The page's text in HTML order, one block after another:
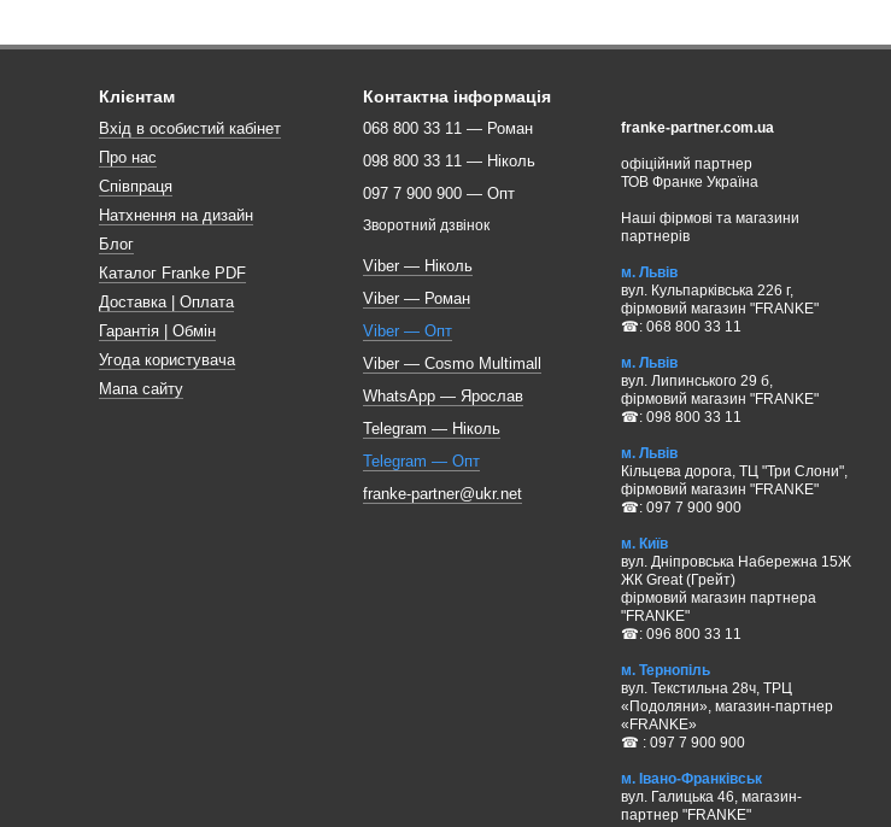
Клієнтам
Вхід в особистий кабінет
Про нас
Співпраця
Натхнення на дизайн
Блог
Каталог Franke PDF
Доставка | Оплата
Гарантія | Обмін
Угода користувача
Мапа сайту
Контактна інформація
068 800 33 11 — Роман
098 800 33 11 — Ніколь
097 7 900 900 — Опт
Зворотний дзвінок
Viber — Ніколь
Viber — Роман
Viber — Опт
Viber — Cosmo Multimall
WhatsApp — Ярослав
Telegram — Ніколь
Telegram — Опт
franke-partner@ukr.net
franke-partner.com.ua
офіційний партнер
ТОВ Франке Україна
Наші фірмові та магазини
партнерів
м. Львів
вул. Кульпарківська 226 г,
фірмовий магазин "FRANKE"
☎: 068 800 33 11
м. Львів
вул. Липинського 29 б,
фірмовий магазин "FRANKE"
☎: 098 800 33 11
м. Львів
Кільцева дорога, ТЦ "Три Слони",
фірмовий магазин "FRANKE"
☎: 097 7 900 900
м. Київ
вул. Дніпровська Набережна 15Ж
ЖК Great (Грейт)
фірмовий магазин партнера
"FRANKE"
☎: 096 800 33 11
м. Тернопіль
вул. Текстильна 28ч, ТРЦ
«Подоляни», магазин-партнер
«FRANKE»
☎ : 097 7 900 900
м. Івано-Франківськ
вул. Галицька 46, магазин-
партнер "FRANKE"